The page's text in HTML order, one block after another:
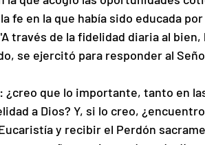
fe en la que había sido educada
través de la fidelidad diaria al
se ejercitó para responder al
que lo importante, tanto en
a Dios? Y, si lo creo,
y recibir el Perdón